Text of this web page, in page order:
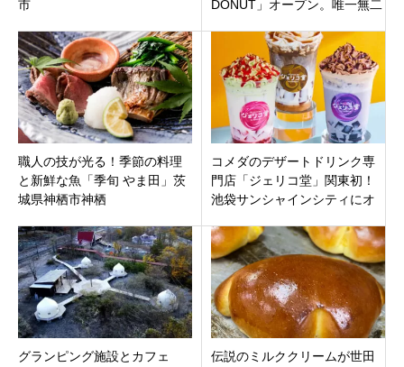
市
DONUT」オープン。唯一無二
職人の技が光る！季節の料理
と新鮮な魚「季旬 やま田」茨
城県神栖市神栖
コメダのデザートドリンク専
門店「ジェリコ堂」関東初！
池袋サンシャインシティにオ
むくつろぎ”
グランピング施設とカフェ
伝説のミルククリームが世田